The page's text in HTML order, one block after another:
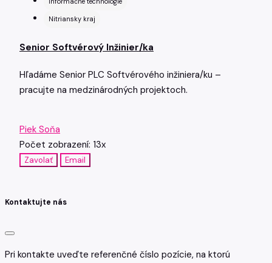
Nitriansky kraj
Senior Softvérový Inžinier/ka
Hľadáme Senior PLC Softvérového inžiniera/ku –
pracujte na medzinárodných projektoch.
Piek Soňa
Počet zobrazení: 13x
Zavolať Email
Kontaktujte nás
Pri kontakte uveďte referenčné číslo pozície, na ktorú